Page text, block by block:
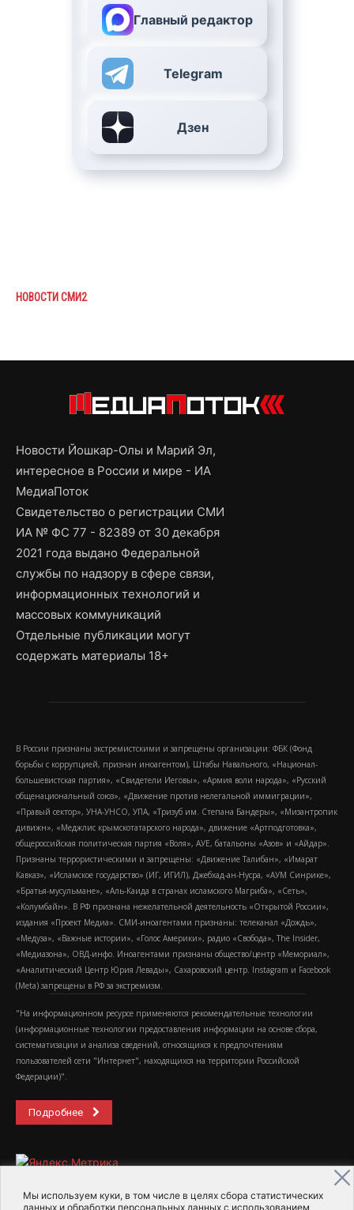
Мы используем куки, в том числе в целях сбора статистических
данных и обработки персональных данных с использованием
Главный редактор
Telegram
Дзен
НОВОСТИ СМИ2
Новости Йошкар-Олы и Марий Эл,
интересное в России и мире - ИА
МедиаПоток
Свидетельство о регистрации СМИ
ИА № ФС 77 - 82389 от 30 декабря
2021 года выдано Федеральной
службы по надзору в сфере связи,
информационных технологий и
массовых коммуникаций
Отдельные публикации могут
содержать материалы 18+
В России признаны экстремистскими и запрещены организации: ФБК (Фонд
борьбы с коррупцией, признан иноагентом), Штабы Навального, «Национал-
большевистская партия», «Свидетели Иеговы», «Армия воли народа», «Русский
общенациональный союз», «Движение против нелегальной иммиграции»,
«Правый сектор», УНА-УНСО, УПА, «Тризуб им. Степана Бандеры», «Мизантропик
дивижн», «Меджлис крымскотатарского народа», движение «Артподготовка»,
общероссийская политическая партия «Воля», АУЕ, батальоны «Азов» и «Айдар».
Признаны террористическими и запрещены: «Движение Талибан», «Имарат
Кавказ», «Исламское государство» (ИГ, ИГИЛ), Джебхад-ан-Нусра, «АУМ Синрике»,
«Братья-мусульмане», «Аль-Каида в странах исламского Магриба», «Сеть»,
«Колумбайн». В РФ признана нежелательной деятельность «Открытой России»,
издания «Проект Медиа». СМИ-иноагентами признаны: телеканал «Дождь»,
«Медуза», «Важные истории», «Голос Америки», радио «Свобода», The Insider,
«Медиазона», ОВД-инфо. Иноагентами признаны общество/центр «Мемориал»,
«Аналитический Центр Юрия Левады», Сахаровский центр. Instagram и Facebook
(Metа) запрещены в РФ за экстремизм.
"На информационном ресурсе применяются рекомендательные технологии
(информационные технологии предоставления информации на основе сбора,
систематизации и анализа сведений, относящихся к предпочтениям
пользователей сети "Интернет", находящихся на территории Российской
Федерации)".
Подробнее